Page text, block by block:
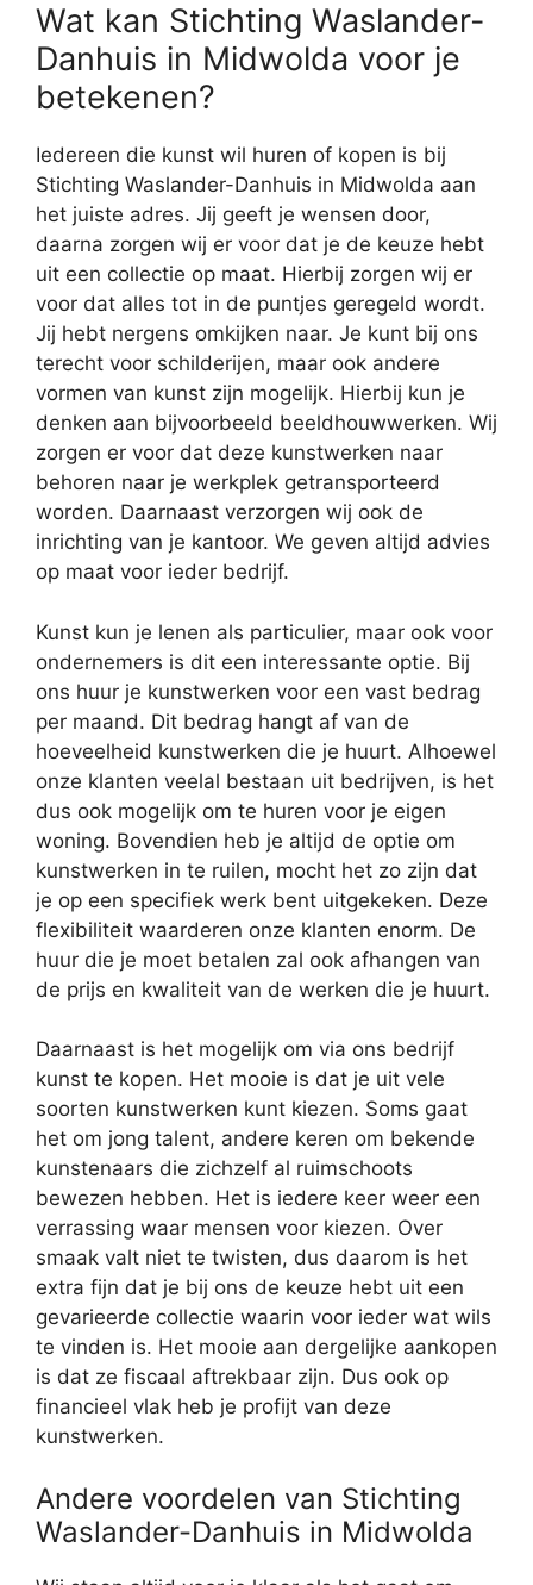
Wat kan Stichting Waslander-
Danhuis in Midwolda voor je
betekenen?
Iedereen die kunst wil huren of kopen is bij
Stichting Waslander-Danhuis in Midwolda aan
het juiste adres. Jij geeft je wensen door,
daarna zorgen wij er voor dat je de keuze hebt
uit een collectie op maat. Hierbij zorgen wij er
voor dat alles tot in de puntjes geregeld wordt.
Jij hebt nergens omkijken naar. Je kunt bij ons
terecht voor schilderijen, maar ook andere
vormen van kunst zijn mogelijk. Hierbij kun je
denken aan bijvoorbeeld beeldhouwwerken. Wij
zorgen er voor dat deze kunstwerken naar
behoren naar je werkplek getransporteerd
worden. Daarnaast verzorgen wij ook de
inrichting van je kantoor. We geven altijd advies
op maat voor ieder bedrijf.
Kunst kun je lenen als particulier, maar ook voor
ondernemers is dit een interessante optie. Bij
ons huur je kunstwerken voor een vast bedrag
per maand. Dit bedrag hangt af van de
hoeveelheid kunstwerken die je huurt. Alhoewel
onze klanten veelal bestaan uit bedrijven, is het
dus ook mogelijk om te huren voor je eigen
woning. Bovendien heb je altijd de optie om
kunstwerken in te ruilen, mocht het zo zijn dat
je op een specifiek werk bent uitgekeken. Deze
flexibiliteit waarderen onze klanten enorm. De
huur die je moet betalen zal ook afhangen van
de prijs en kwaliteit van de werken die je huurt.
Daarnaast is het mogelijk om via ons bedrijf
kunst te kopen. Het mooie is dat je uit vele
soorten kunstwerken kunt kiezen. Soms gaat
het om jong talent, andere keren om bekende
kunstenaars die zichzelf al ruimschoots
bewezen hebben. Het is iedere keer weer een
verrassing waar mensen voor kiezen. Over
smaak valt niet te twisten, dus daarom is het
extra fijn dat je bij ons de keuze hebt uit een
gevarieerde collectie waarin voor ieder wat wils
te vinden is. Het mooie aan dergelijke aankopen
is dat ze fiscaal aftrekbaar zijn. Dus ook op
financieel vlak heb je profijt van deze
kunstwerken.
Andere voordelen van Stichting
Waslander-Danhuis in Midwolda